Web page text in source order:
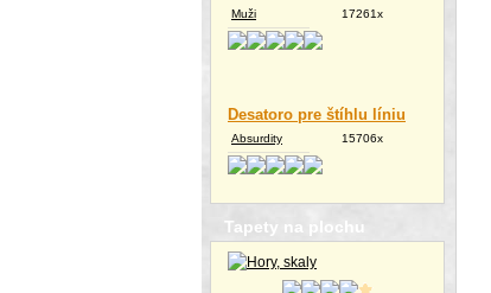
Muži 17261x
Desatoro pre štíhlu líniu
Absurdity 15706x
Tapety na plochu